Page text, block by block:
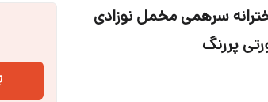
سرهمی مخمل نوزادی